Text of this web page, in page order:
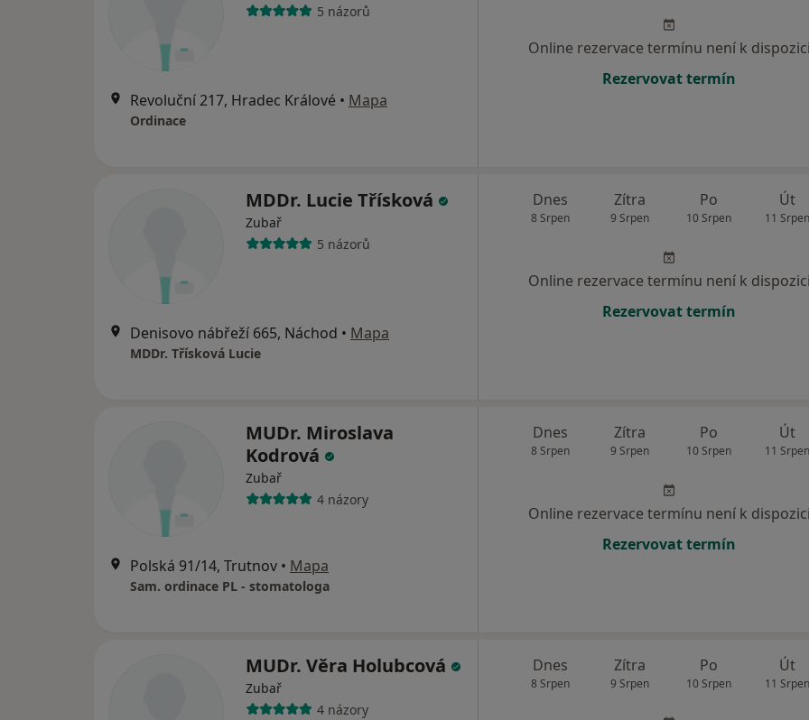
5 názorů
Revoluční 217, Hradec Králové • Mapa
Ordinace
Online rezervace termínu není k dispozici
Rezervovat termín
MDDr. Lucie Třísková
Zubař
5 názorů
Denisovo nábřeží 665, Náchod • Mapa
MDDr. Třísková Lucie
Dnes
8 Srpen
Zítra
9 Srpen
Po
10 Srpen
Út
11 Srpen
Online rezervace termínu není k dispozici
Rezervovat termín
MUDr. Miroslava
Kodrová
Zubař
4 názory
Polská 91/14, Trutnov • Mapa
Sam. ordinace PL - stomatologa
Dnes
8 Srpen
Zítra
9 Srpen
Po
10 Srpen
Út
11 Srpen
Online rezervace termínu není k dispozici
Rezervovat termín
MUDr. Věra Holubcová
Zubař
4 názory
Dnes
8 Srpen
Zítra
9 Srpen
Po
10 Srpen
Út
11 Srpen